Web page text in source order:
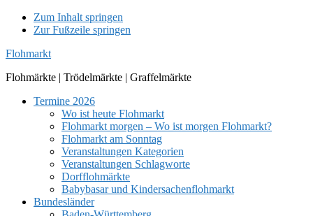
Zum Inhalt springen
Zur Fußzeile springen
Flohmarkt
Flohmärkte | Trödelmärkte | Graffelmärkte
Termine 2026
Wo ist heute Flohmarkt
Flohmarkt morgen – Wo ist morgen Flohmarkt?
Flohmarkt am Sonntag
Veranstaltungen Kategorien
Veranstaltungen Schlagworte
Dorfflohmärkte
Babybasar und Kindersachenflohmarkt
Bundesländer